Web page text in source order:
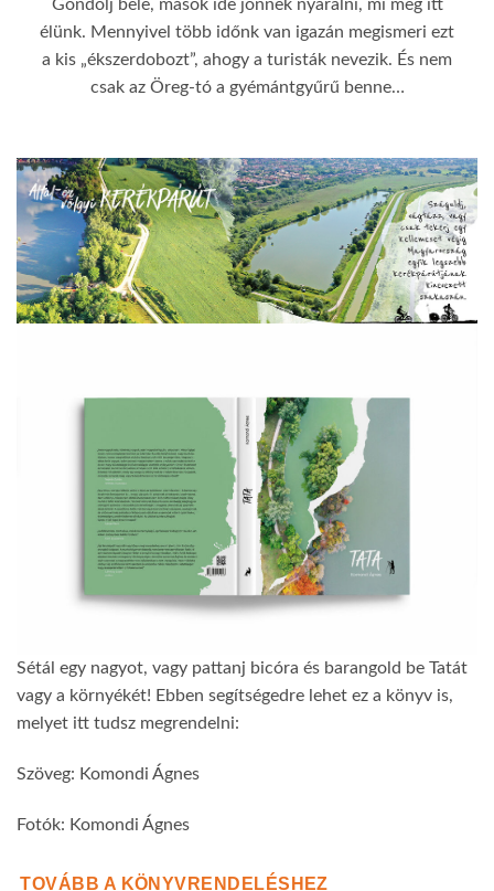
Gondolj bele, mások ide jönnek nyaralni, mi meg itt
élünk. Mennyivel több időnk van igazán megismeri ezt
a kis „ékszerdobozt”, ahogy a turisták nevezik. És nem
csak az Öreg-tó a gyémántgyűrű benne…
Sétál egy nagyot, vagy pattanj bicóra és barangold be Tatát
vagy a környékét! Ebben segítségedre lehet ez a könyv is,
melyet itt tudsz megrendelni:
Szöveg: Komondi Ágnes
Fotók: Komondi Ágnes
TOVÁBB A KÖNYVRENDELÉSHEZ